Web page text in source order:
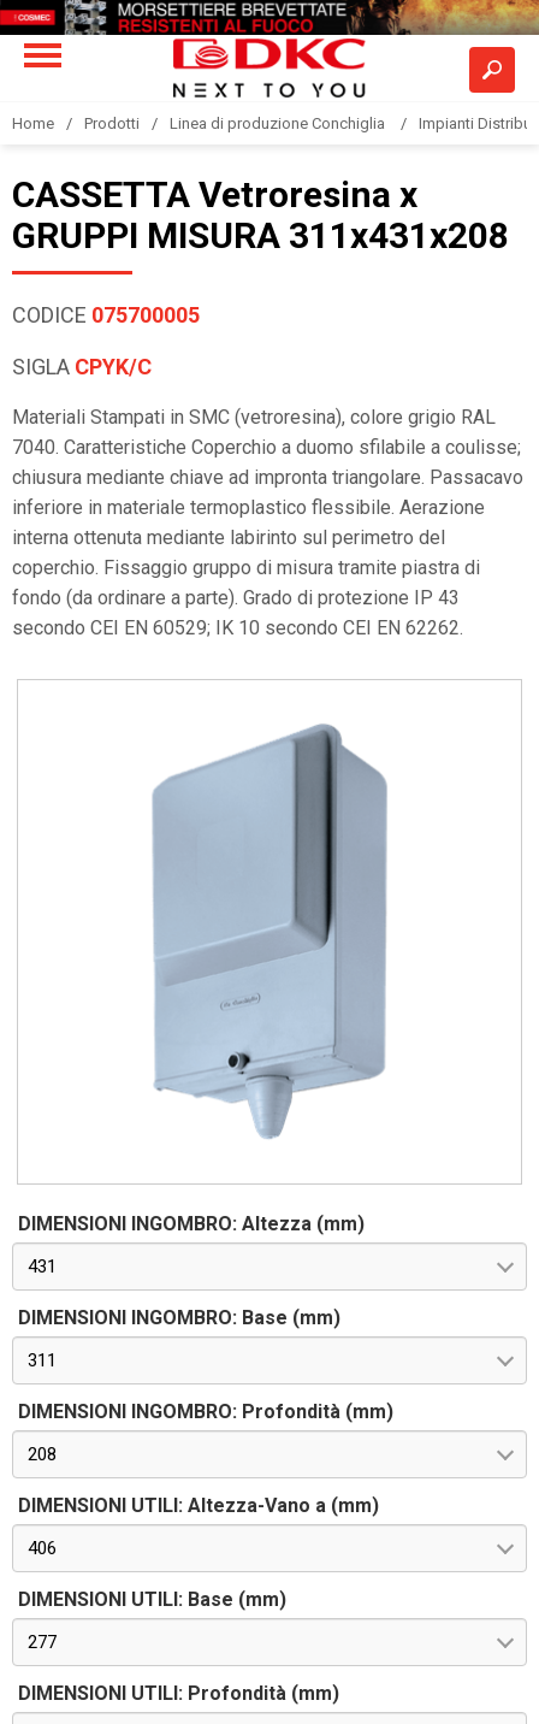
Home Prodotti Linea di produzione Conchiglia Impianti
CASSETTA Vetroresina x
GRUPPI MISURA 311x431x208
CODICE 075700005
SIGLA CPYK/C
Materiali Stampati in SMC (vetroresina), colore grigio RAL
7040. Caratteristiche Coperchio a duomo sfilabile a coulisse;
chiusura mediante chiave ad impronta triangolare. Passacavo
inferiore in materiale termoplastico flessibile. Aerazione
interna ottenuta mediante labirinto sul perimetro del
coperchio. Fissaggio gruppo di misura tramite piastra di
fondo (da ordinare a parte). Grado di protezione IP 43
secondo CEI EN 60529; IK 10 secondo CEI EN 62262.
DIMENSIONI INGOMBRO: Altezza (mm)
431
DIMENSIONI INGOMBRO: Base (mm)
311
DIMENSIONI INGOMBRO: Profondità (mm)
208
DIMENSIONI UTILI: Altezza-Vano a (mm)
406
DIMENSIONI UTILI: Base (mm)
277
DIMENSIONI UTILI: Profondità (mm)